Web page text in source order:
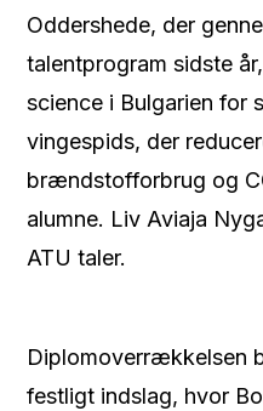
Oddershede, der
talentprogram sidste
science i Bulgarien for
vingespids, der
brændstofforbrug og
alumne. Liv Aviaja
ATU taler.
Diplomoverrækkelsen
festligt indslag, hvor